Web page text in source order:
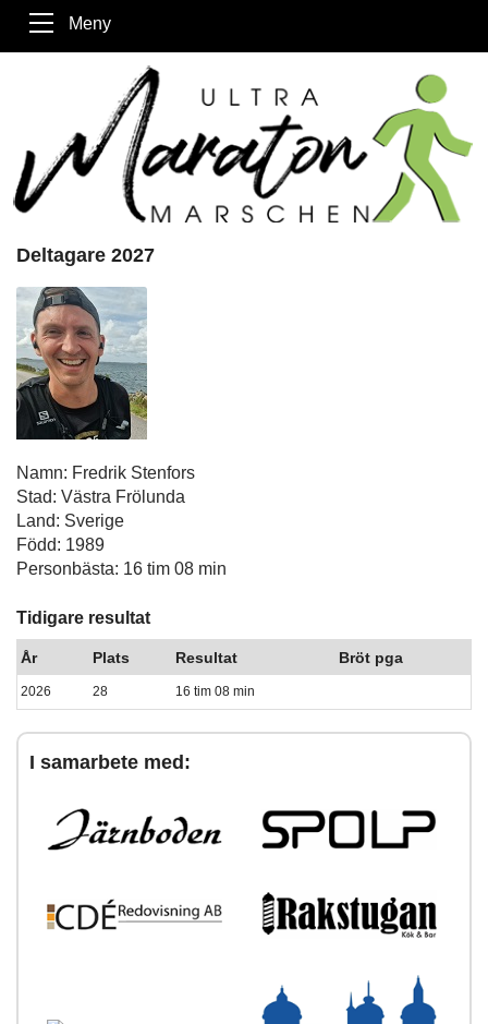
Meny
Deltagare 2027
Namn: Fredrik Stenfors
Stad: Västra Frölunda
Land: Sverige
Född: 1989
Personbästa: 16 tim 08 min
Tidigare resultat
År Plats Resultat Bröt pga
2026 28 16 tim 08 min
I samarbete med: